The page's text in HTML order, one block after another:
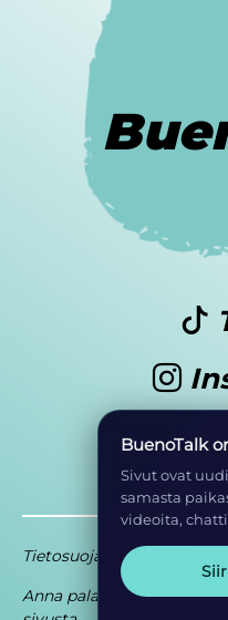
Tietosuoja
Anna palautetta
Osa
BuenoTalk
Sivut ovat
samasta
videoita,